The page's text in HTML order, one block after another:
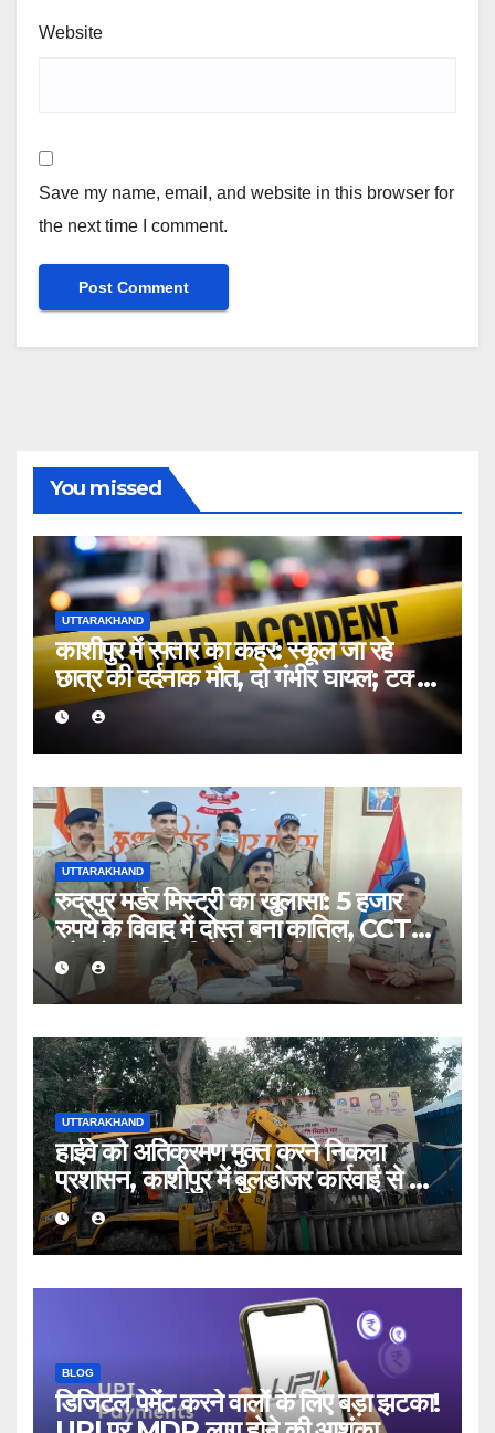
Website
Save my name, email, and website in this browser for
the next time I comment.
You missed
UTTARAKHAND
काशीपुर में रफ्तार का कहर: स्कूल जा रहे
छात्र की दर्दनाक मौत, दो गंभीर घायल; टक्कर
मारकर चालक फरार
UTTARAKHAND
रुद्रपुर मर्डर मिस्ट्री का खुलासा: 5 हजार
रुपये के विवाद में दोस्त बना कातिल, CCTV
और पोस्टमार्टम रिपोर्ट से खुली परतें
UTTARAKHAND
हाईवे को अतिक्रमण मुक्त करने निकला
प्रशासन, काशीपुर में बुलडोजर कार्रवाई से 56
दुकानदार प्रभावित
BLOG
डिजिटल पेमेंट करने वालों के लिए बड़ा झटका!